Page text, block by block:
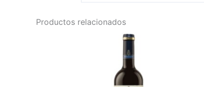
Productos relacionados